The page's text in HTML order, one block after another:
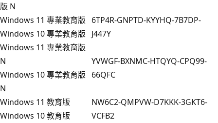
版 N
Windows 11 專業教育版
Windows 10 專業教育版
6TP4R-GNPTD-KYYHQ-7B7DP-
J447Y
Windows 11 專業教育版
N
Windows 10 專業教育版
N
YVWGF-BXNMC-HTQYQ-CPQ99-
66QFC
Windows 11 教育版
Windows 10 教育版
NW6C2-QMPVW-D7KKK-3GKT6-
VCFB2